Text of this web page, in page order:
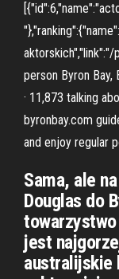
person Byron Bay,
· 11,873 talking
byronbay.com
and enjoy regular
Sama, ale
Douglas do
jest
australijskie